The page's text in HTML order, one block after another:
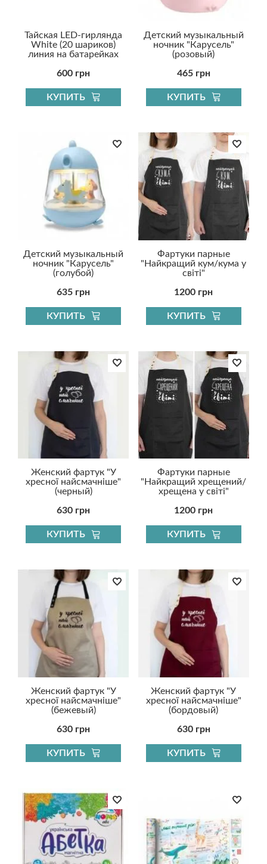
Тайская LED-гирлянда
White (20 шариков)
линия на батарейках
600 грн
КУПИТЬ
Детский музыкальный
ночник "Карусель"
(розовый)
465 грн
КУПИТЬ
Детский музыкальный
ночник "Карусель"
(голубой)
635 грн
КУПИТЬ
Фартуки парные
"Найкращий кум/кума у
світі"
1200 грн
КУПИТЬ
Женский фартук "У
хресної найсмачніше"
(черный)
630 грн
КУПИТЬ
Фартуки парные
"Найкращий хрещений/
хрещена у світі"
1200 грн
КУПИТЬ
Женский фартук "У
хресної найсмачніше"
(бежевый)
630 грн
КУПИТЬ
Женский фартук "У
хресної найсмачніше"
(бордовый)
630 грн
КУПИТЬ